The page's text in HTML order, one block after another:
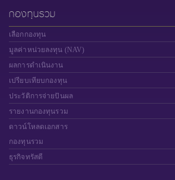
กองทุนรวม
เลือกกองทุน
มูลค่าหน่วยลงทุน (NAV)
ผลการดำเนินงาน
เปรียบเทียบกองทุน
ประวัติการจ่ายปันผล
รายงานกองทุนรวม
ดาวน์โหลดเอกสาร
กองทุนรวม
ธุรกิจทรัสตี